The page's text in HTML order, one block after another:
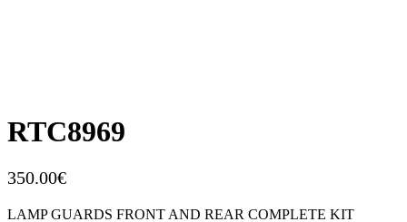
RTC8969
350.00€
LAMP GUARDS FRONT AND REAR COMPLETE KIT